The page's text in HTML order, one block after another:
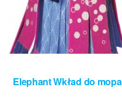
Elephant Wkład do mopa